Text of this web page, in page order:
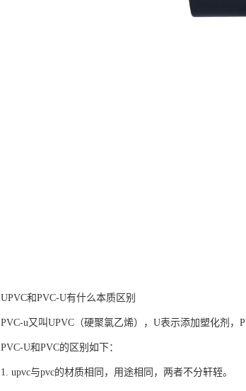
UPVC和PVC-U有什么本质区别
PVC-u又叫UPVC（硬聚氯乙烯），U表示添加塑化剂
PVC-U和PVC的区别如下：
1. upvc与pvc的材质相同，用途相同，两者不分轩轾。